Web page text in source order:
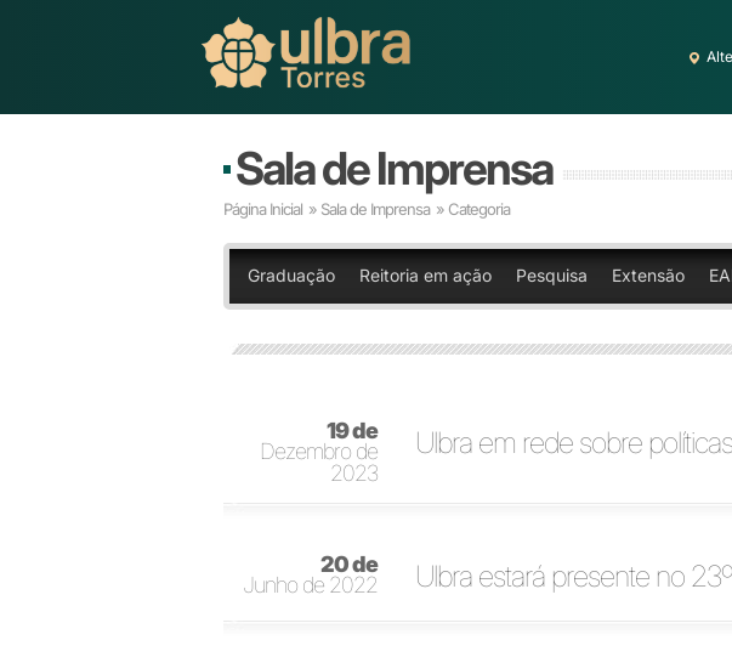
Sala de Imprensa
Página Inicial » Sala de Imprensa » Categoria
Graduação Reitoria em ação Pesquisa Extensão
19 de
Dezembro de
2023
Ulbra em rede sobre
20 de
Junho de 2022
Ulbra estará presente no